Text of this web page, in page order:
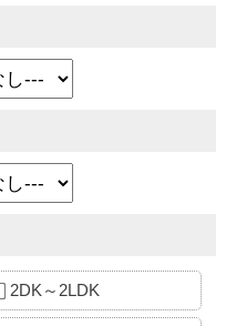
2DK～2LDK